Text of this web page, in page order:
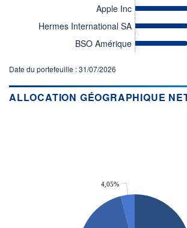
TARIFS PRIVILÉGIÉS 0%
PEA-PME BOURSOVIE LUX
Non éligible Boursobank
ACTIF NET (EUR)
24M / 31.07.26
+ PORTEFEUILLE
Apple Inc
Hermes International SA
BSO Amérique
Date du portefeuille : 31/07/2026
ALLOCATION GÉOGRAPHIQUE
4,05%